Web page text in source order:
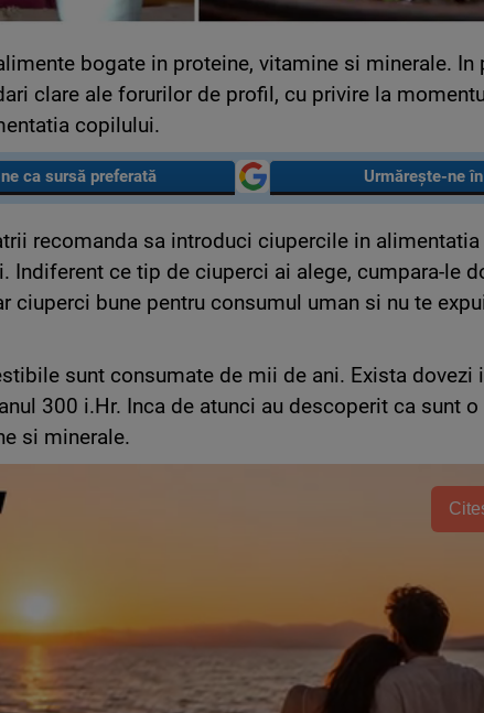
bogate in proteine, vitamine si minerale. In
clare ale forurilor de profil, cu privire la
copilului.
ca sursă preferată Urmărește-ne
recomanda sa introduci ciupercile in
Indiferent ce tip de ciuperci ai alege, cumpara-le
ciuperci bune pentru consumul uman si nu te
sunt consumate de mii de ani. Exista dovezi
300 i.Hr. Inca de atunci au descoperit ca sunt
si minerale.